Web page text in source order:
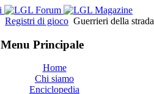
Registri di gioco Guerrieri della strada
Menu Principale
Home
Chi siamo
Enciclopedia